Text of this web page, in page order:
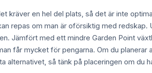
kräver en hel del plats, så det är inte
repas om man är oförsiktig med
Jämfört med ett mindre Garden Point
får mycket för pengarna. Om du
så tänk på placeringen om du